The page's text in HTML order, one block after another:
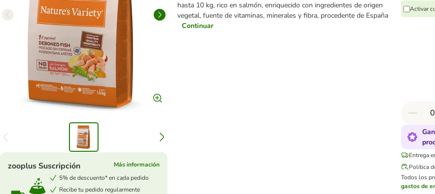
hasta 10 kg, rico en salmón, enriquecido con ingredientes de origen
vegetal, fuente de vitaminas, minerales y fibra, procedente de España
Continuar
zooplus Suscripción
Más información
5% de descuento* en cada pedido
Recibe tu pedido regularmente
Activar
Entrega
Política
Todos los
gastos de